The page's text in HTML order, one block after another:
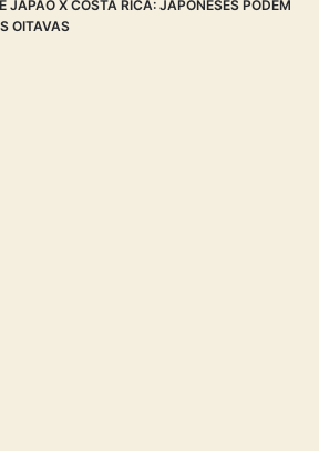
JAPÃO X COSTA RICA: JAPONESES PODEM
OITAVAS